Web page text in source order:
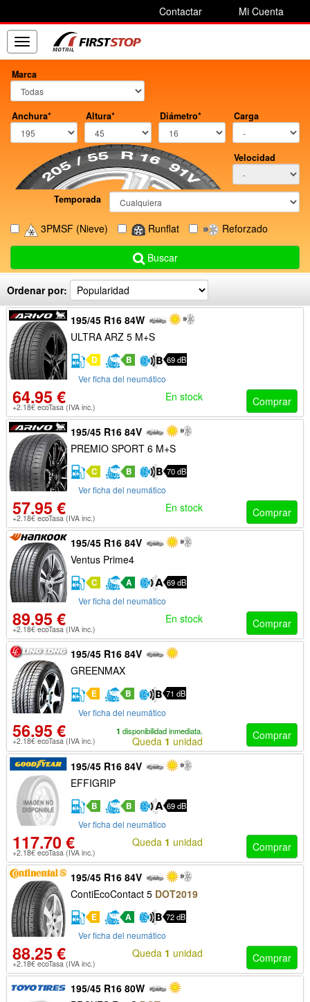
Contactar Mi Cuenta
Toggle
navigation
Marca
Anchura* Altura* Diámetro* Carga
Velocidad
Temporada
3PMSF (Nieve) Runflat Reforzado
Buscar
Ordenar por:
195/45 R16 84W
ULTRA ARZ 5 M+S
D B 69 dB
Ver ficha del neumático
64.95 €
+2.18€ ecoTasa (IVA inc.) Comprar
En stock
195/45 R16 84V
PREMIO SPORT 6 M+S
C B 70 dB
Ver ficha del neumático
57.95 €
+2.18€ ecoTasa (IVA inc.) Comprar
En stock
195/45 R16 84V
Ventus Prime4
C A 69 dB
Ver ficha del neumático
89.95 €
+2.18€ ecoTasa (IVA inc.) Comprar
En stock
195/45 R16 84V
GREENMAX
E B 71 dB
Ver ficha del neumático
56.95 €
+2.18€ ecoTasa (IVA inc.) Comprar
1 disponibilidad inmediata.
Queda 1 unidad
195/45 R16 84V
EFFIGRIP
B B 69 dB
Ver ficha del neumático
117.70 €
+2.18€ ecoTasa (IVA inc.) Comprar
Queda 1 unidad
195/45 R16 84V
ContiEcoContact 5 DOT2019
E A 72 dB
Ver ficha del neumático
88.25 €
+2.18€ ecoTasa (IVA inc.) Comprar
Queda 1 unidad
195/45 R16 80W